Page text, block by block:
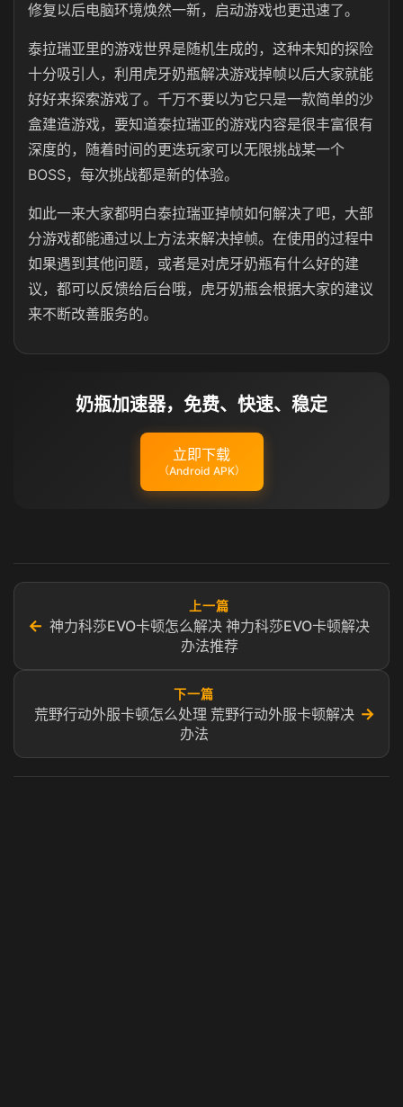
修复以后电脑环境焕然一新，启动游戏也更迅速了。
泰拉瑞亚里的游戏世界是随机生成的，这种未知的探险
十分吸引人，利用虎牙奶瓶解决游戏掉帧以后大家就能
好好来探索游戏了。千万不要以为它只是一款简单的沙
盒建造游戏，要知道泰拉瑞亚的游戏内容是很丰富很有
深度的，随着时间的更迭玩家可以无限挑战某一个
BOSS，每次挑战都是新的体验。
如此一来大家都明白泰拉瑞亚掉帧如何解决了吧，大部
分游戏都能通过以上方法来解决掉帧。在使用的过程中
如果遇到其他问题，或者是对虎牙奶瓶有什么好的建
议，都可以反馈给后台哦，虎牙奶瓶会根据大家的建议
来不断改善服务的。
奶瓶加速器，免费、快速、稳定
立即下载
（Android APK）
←
上一篇
神力科莎EVO卡顿怎么解决 神力科莎EVO卡顿解决
办法推荐
下一篇
荒野行动外服卡顿怎么处理 荒野行动外服卡顿解决
办法
→